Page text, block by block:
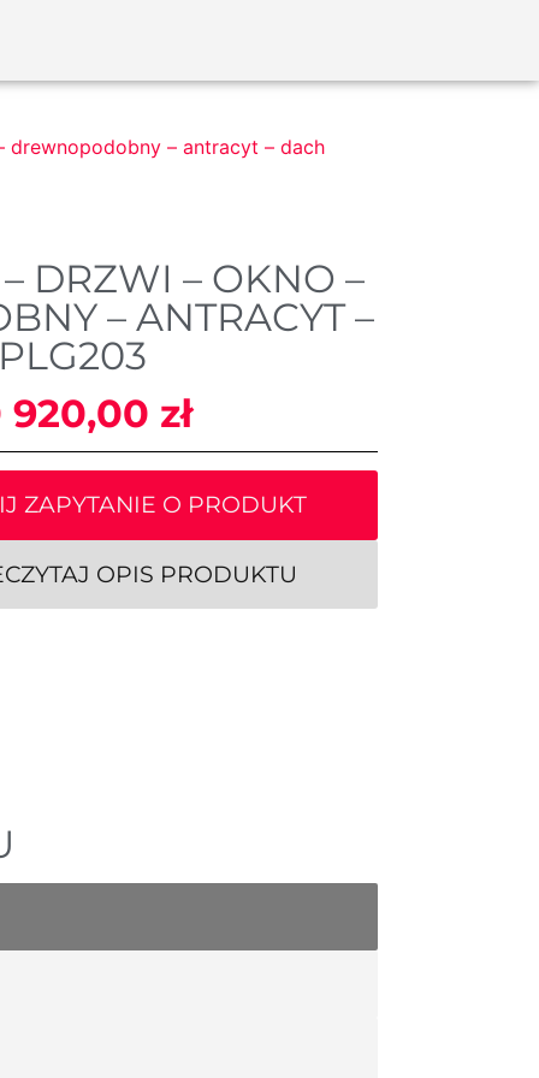
– antracyt – dach
DRZWI – OKNO –
– ANTRACYT –
920,00 zł
ZAPYTANIE O PRODUKT
OPIS PRODUKTU